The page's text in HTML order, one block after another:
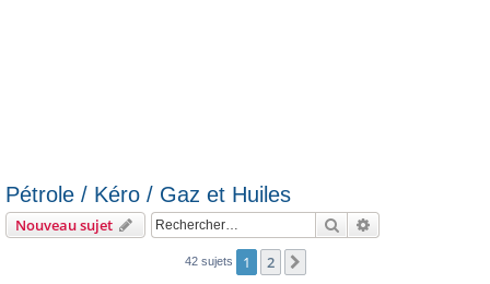
Pétrole / Kéro / Gaz et Huiles
Nouveau sujet Rechercher
42 sujets 1 2